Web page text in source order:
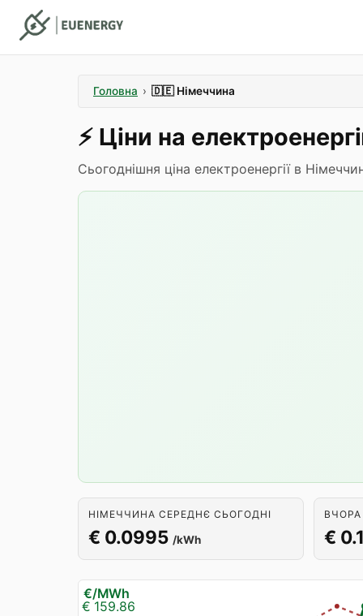
Головна › 🇩🇪 Німеччина
⚡️ Ціни на
Сьогоднішня ціна електроенергії в
НІМЕЧЧИНА СЕРЕДНЄ СЬОГОДНІ
€ 0.0995 /kWh
ВЧОРА
€
€ 159.86
€/MWh